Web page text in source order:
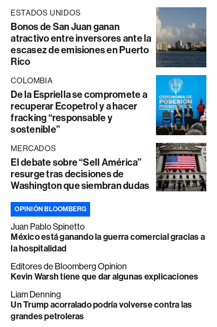
ESTADOS UNIDOS
Bonos de San Juan ganan
atractivo entre inversores ante la
escasez de emisiones en Puerto
Rico
COLOMBIA
De la Espriella se compromete a
recuperar Ecopetrol y a hacer
fracking “responsable y
sostenible”
MERCADOS
El debate sobre “Sell América”
resurge tras decisiones de
Washington que siembran dudas
OPINIÓN BLOOMBERG
Juan Pablo Spinetto
México está ganando la guerra comercial gracias a
la hospitalidad
Editores de Bloomberg Opinion
Kevin Warsh tiene que dar algunas explicaciones
Liam Denning
Un Trump acorralado podría volverse contra las
grandes petroleras